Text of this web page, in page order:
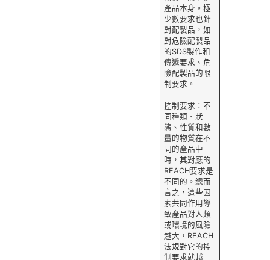
產品本身。極
少數要求也針
對配製品，如
對危險配製品
的SDS製作和
傳遞要求、危
險配製品的限
制要求。
控制要求：不
同種類、狀
態、性質和數
量的物質在不
同的產品中
時，其對應的
REACH要求是
不同的。總而
言之，這些因
素共同作用導
致產品對人類
或環境的風險
越大，REACH
法規對它的控
制要求就越